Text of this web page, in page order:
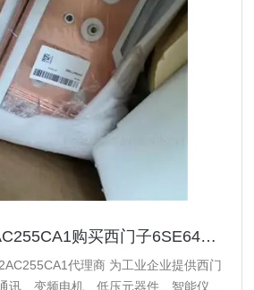
采购6SE64202AC255CA1购买西门子6SE64202AC255CA1代理商
代理商 为工业企业提供西门
讯、变频电机、低压元器件、智能仪表